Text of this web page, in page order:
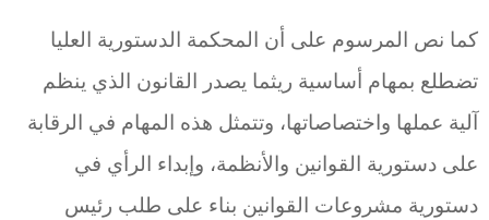
كما نص المرسوم على أن المحكمة الدستورية العليا
تضطلع بمهام أساسية ريثما يصدر القانون الذي ينظم
آلية عملها واختصاصاتها، وتتمثل هذه المهام في الرقابة
على دستورية القوانين والأنظمة، وإبداء الرأي في
دستورية مشروعات القوانين بناء على طلب رئيس